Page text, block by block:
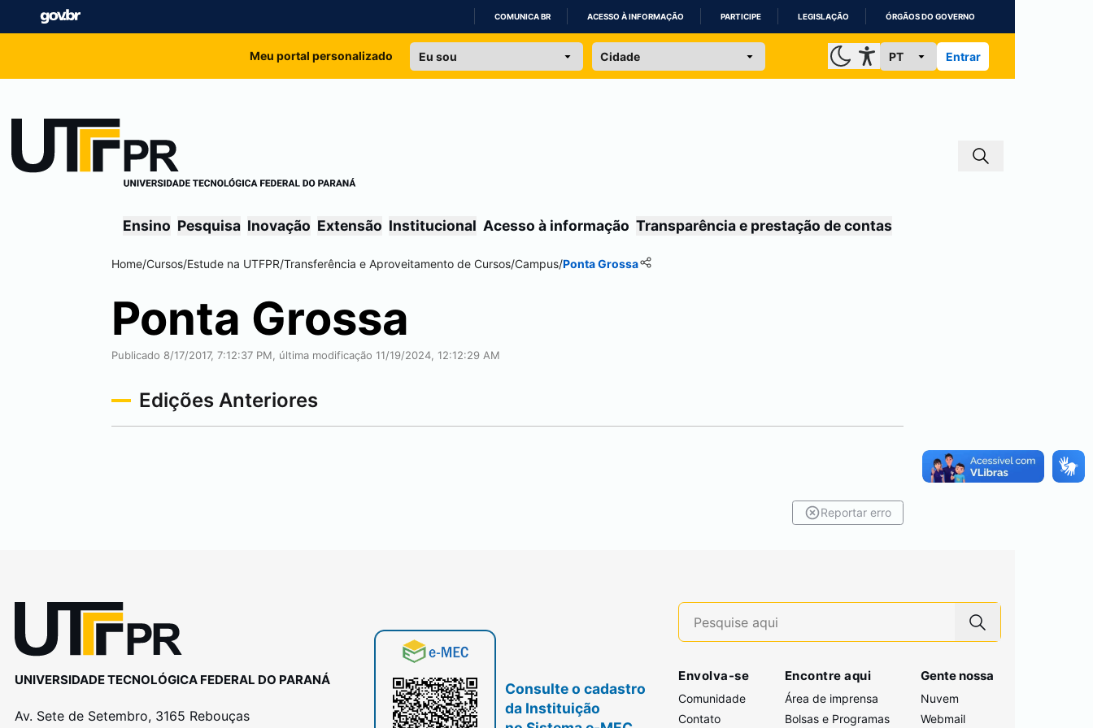
IR
COMUNICA BR ACESSO À INFORMAÇÃO PARTICIPE LEGISLAÇÃO ÓRGÃOS DO GOVERNO
Meu portal personalizado Entrar
Ensino Pesquisa Inovação Extensão Institucional Acesso à informação Transparência e prestação de contas
Home/Cursos/Estude na UTFPR/Transferência e Aproveitamento de Cursos/Campus/Ponta Grossa
Ponta Grossa
Publicado 8/17/2017, 7:12:37 PM, última modificação 11/19/2024, 12:12:29 AM
Edições Anteriores
Reportar erro
UNIVERSIDADE TECNOLÓGICA FEDERAL DO PARANÁ
Av. Sete de Setembro, 3165 Rebouças
Consulte o cadastro
da Instituição
Envolva-se
Comunidade
Contato
Encontre aqui
Área de imprensa
Bolsas e Programas
Gente nossa
Nuvem
Webmail